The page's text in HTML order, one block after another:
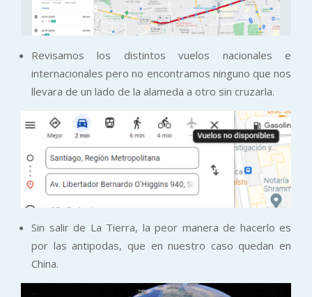
Revisamos los distintos vuelos nacionales e
internacionales pero no encontramos ninguno que nos
llevara de un lado de la alameda a otro sin cruzarla.
Sin salir de La Tierra, la peor manera de hacerlo es
por las antipodas, que en nuestro caso quedan en
China.